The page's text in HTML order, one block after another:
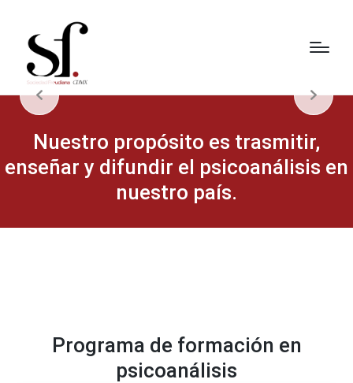
Nuestro propósito es trasmitir,
enseñar y difundir el psicoanálisis en
nuestro país.
Programa de formación en
psicoanálisis